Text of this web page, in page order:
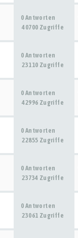
0 Antworten
40700 Zugriffe
0 Antworten
23110 Zugriffe
0 Antworten
42996 Zugriffe
0 Antworten
22855 Zugriffe
0 Antworten
23734 Zugriffe
0 Antworten
23061 Zugriffe